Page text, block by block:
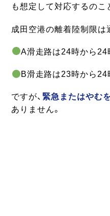
も想定して対応するのこ
成田空港の離着陸制限は
A滑走路は24時から24
B滑走路は23時から24
ですが、 緊急またはやむ
ありません。